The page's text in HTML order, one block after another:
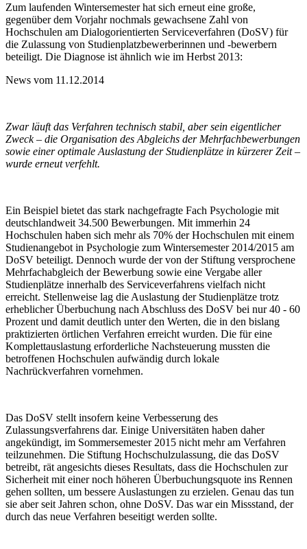
Zum laufenden Wintersemester hat sich erneut eine große,
gegenüber dem Vorjahr nochmals gewachsene Zahl von
Hochschulen am Dialogorientierten Serviceverfahren (DoSV) für
die Zulassung von Studienplatzbewerberinnen und -bewerbern
beteiligt. Die Diagnose ist ähnlich wie im Herbst 2013:
News vom 11.12.2014
Zwar läuft das Verfahren technisch stabil, aber sein eigentlicher
Zweck – die Organisation des Abgleichs der Mehrfachbewerbungen
sowie einer optimale Auslastung der Studienplätze in kürzerer Zeit –
wurde erneut verfehlt.
Ein Beispiel bietet das stark nachgefragte Fach Psychologie mit
deutschlandweit 34.500 Bewerbungen. Mit immerhin 24
Hochschulen haben sich mehr als 70% der Hochschulen mit einem
Studienangebot in Psychologie zum Wintersemester 2014/2015 am
DoSV beteiligt. Dennoch wurde der von der Stiftung versprochene
Mehrfachabgleich der Bewerbung sowie eine Vergabe aller
Studienplätze innerhalb des Serviceverfahrens vielfach nicht
erreicht. Stellenweise lag die Auslastung der Studienplätze trotz
erheblicher Überbuchung nach Abschluss des DoSV bei nur 40 - 60
Prozent und damit deutlich unter den Werten, die in den bislang
praktizierten örtlichen Verfahren erreicht wurden. Die für eine
Komplettauslastung erforderliche Nachsteuerung mussten die
betroffenen Hochschulen aufwändig durch lokale
Nachrückverfahren vornehmen.
Das DoSV stellt insofern keine Verbesserung des
Zulassungsverfahrens dar. Einige Universitäten haben daher
angekündigt, im Sommersemester 2015 nicht mehr am Verfahren
teilzunehmen. Die Stiftung Hochschulzulassung, die das DoSV
betreibt, rät angesichts dieses Resultats, dass die Hochschulen zur
Sicherheit mit einer noch höheren Überbuchungsquote ins Rennen
gehen sollten, um bessere Auslastungen zu erzielen. Genau das tun
sie aber seit Jahren schon, ohne DoSV. Das war ein Missstand, der
durch das neue Verfahren beseitigt werden sollte.